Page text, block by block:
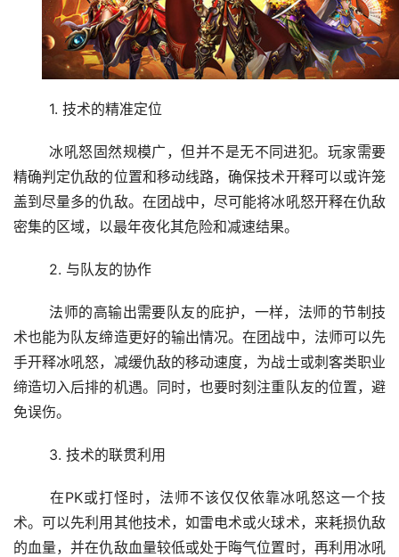
	1. 技术的精准定位
	冰吼怒固然规模广，但并不是无不同进犯。玩家需要
精确判定仇敌的位置和移动线路，确保技术开释可以或许笼
盖到尽量多的仇敌。在团战中，尽可能将冰吼怒开释在仇敌
密集的区域，以最年夜化其危险和减速结果。
	2. 与队友的协作
术也能为队友缔造更好的输出情况。在团战中，法师可以先
手开释冰吼怒，减缓仇敌的移动速度，为战士或刺客类职业
缔造切入后排的机遇。同时，也要时刻注重队友的位置，避
免误伤。
	3. 技术的联贯利用
术。可以先利用其他技术，如雷电术或火球术，来耗损仇敌
的血量，并在仇敌血量较低或处于晦气位置时，再利用冰吼